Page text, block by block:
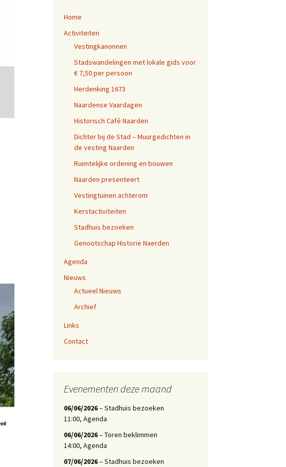
n
n
Home
Activiteiten
Vestingkanonnen
Stadswandelingen met lokale gids voor
€ 7,50 per persoon
Herdenking 1673
Naardense Vaardagen
Historisch Café Naarden
Dichter bij de Stad – Muurgedichten in
de vesting Naarden
Ruimtelijke ordening en bouwen
Naarden presenteert
Vestingtuinen achterom
Kerstactiviteiten
Stadhuis bezoeken
Genootschap Historie Naerden
Agenda
Nieuws
Actueel Nieuws
Archief
Links
Contact
Evenementen deze maand
06/06/2026– Stadhuis bezoeken
11:00, Agenda
06/06/2026– Toren beklimmen
14:00, Agenda
07/06/2026– Stadhuis bezoeken